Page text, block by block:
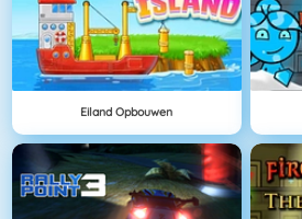
Eiland Opbouwen